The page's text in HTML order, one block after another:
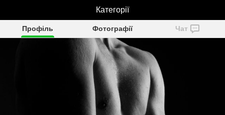
Sergpilot1
Профіль Фотографії Чат
Категорії